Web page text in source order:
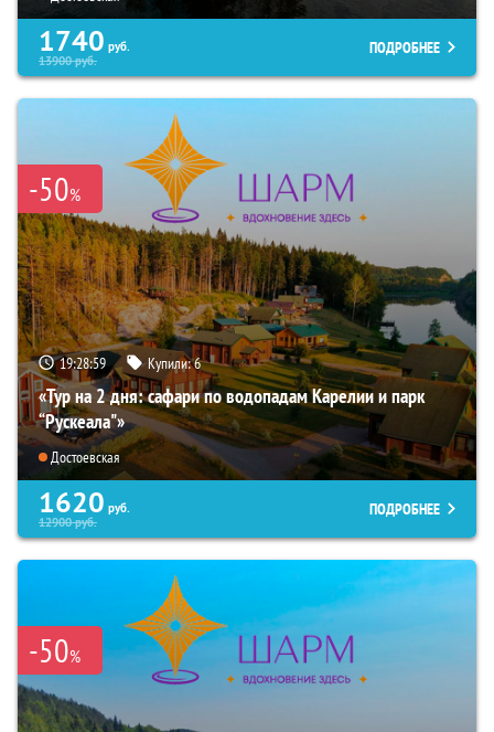
1740 руб.
13900руб.
ПОДРОБНЕЕ
-50%
19:28:57 Купили:6
«Тур на 2 дня: сафари по водопадам Карелии и парк
“Рускеала"»
Достоевская
1620 руб.
12900руб.
ПОДРОБНЕЕ
-50%